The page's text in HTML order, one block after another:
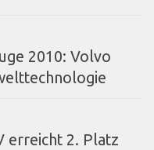
2010: Volvo
erreicht 2. Platz